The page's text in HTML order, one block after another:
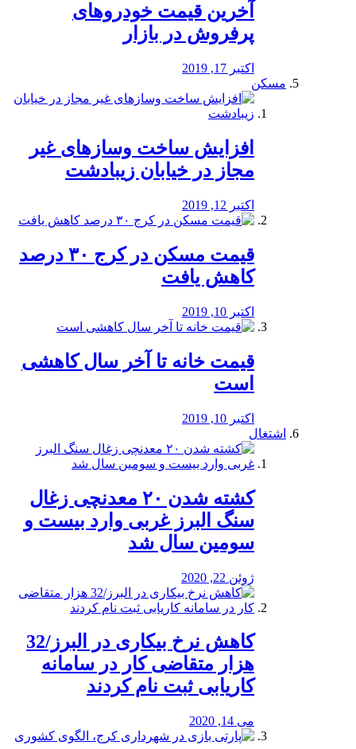
آخرین قیمت خودرو‌های
پرفروش در بازار
اکتبر 17, 2019
مسکن
افزایش ساخت وسازهای غیر
مجاز در خیابان زیبادشت
اکتبر 12, 2019
️قیمت مسکن در کرج ۳۰ درصد
کاهش یافت
اکتبر 10, 2019
قیمت خانه تا آخر سال کاهشی
است
اکتبر 10, 2019
اشتغال
کشته شدن ۲۰ معدنچی زغال
سنگ البرز غربی وارد بیست و
سومین سال شد
ژوئن 22, 2020
کاهش نرخ بیکاری در البرز/32
هزار متقاضی کار در سامانه
کاریابی ثبت نام کردند
می 14, 2020